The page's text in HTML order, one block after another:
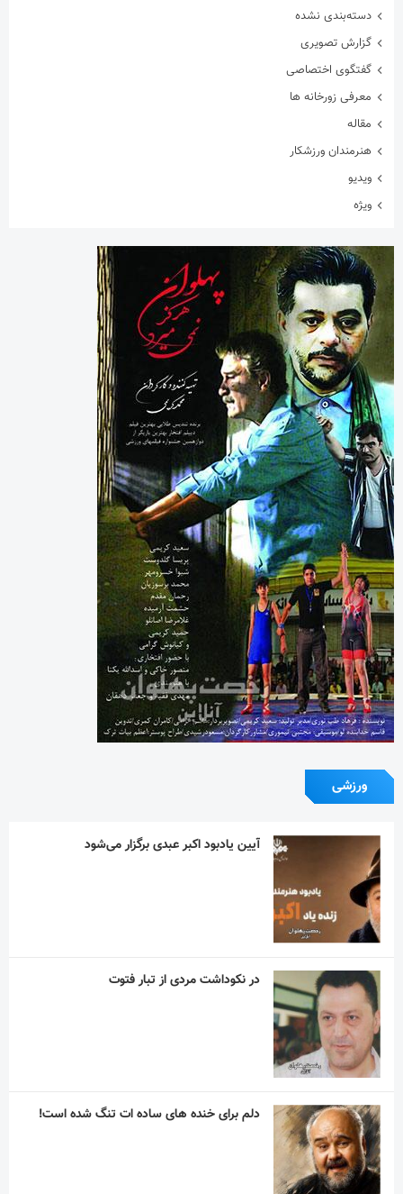
دسته‌بندی نشده
گزارش تصویری
گفتگوی اختصاصی
معرفی زورخانه ها
مقاله
هنرمندان ورزشکار
ویدیو
ویژه
ورزشی
آیین یادبود اکبر عبدی برگزار می‌شود
در نکوداشت مردی از تبار فتوت
دلم برای خنده های ساده ات تنگ شده است!